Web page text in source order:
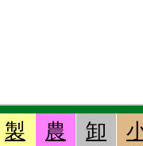
製
農
卸